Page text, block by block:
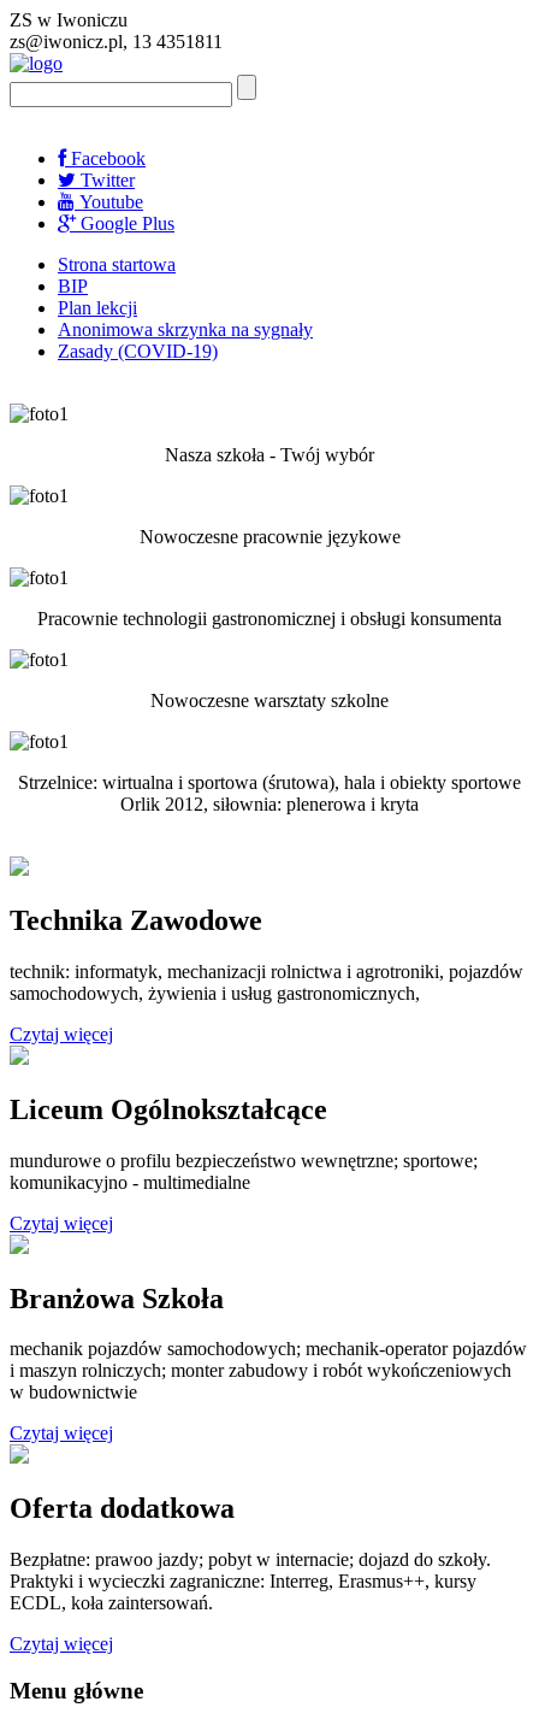
ZS w Iwoniczu
zs@iwonicz.pl, 13 4351811
Facebook
Twitter
Youtube
Google Plus
Strona startowa
BIP
Plan lekcji
Anonimowa skrzynka na sygnały
Zasady (COVID-19)
Nasza szkoła - Twój wybór
Nowoczesne pracownie językowe
Pracownie technologii gastronomicznej i obsługi konsumenta
Nowoczesne warsztaty szkolne
Strzelnice: wirtualna i sportowa (śrutowa), hala i obiekty sportowe
Orlik 2012, siłownia: plenerowa i kryta
Technika Zawodowe
technik: informatyk, mechanizacji rolnictwa i agrotroniki, pojazdów
samochodowych, żywienia i usług gastronomicznych,
Czytaj więcej
Liceum Ogólnokształcące
mundurowe o profilu bezpieczeństwo wewnętrzne; sportowe;
komunikacyjno - multimedialne
Czytaj więcej
Branżowa Szkoła
mechanik pojazdów samochodowych; mechanik-operator pojazdów
i maszyn rolniczych; monter zabudowy i robót wykończeniowych
w budownictwie
Czytaj więcej
Oferta dodatkowa
Bezpłatne: prawoo jazdy; pobyt w internacie; dojazd do szkoły.
Praktyki i wycieczki zagraniczne: Interreg, Erasmus++, kursy
ECDL, koła zaintersowań.
Czytaj więcej
Menu główne